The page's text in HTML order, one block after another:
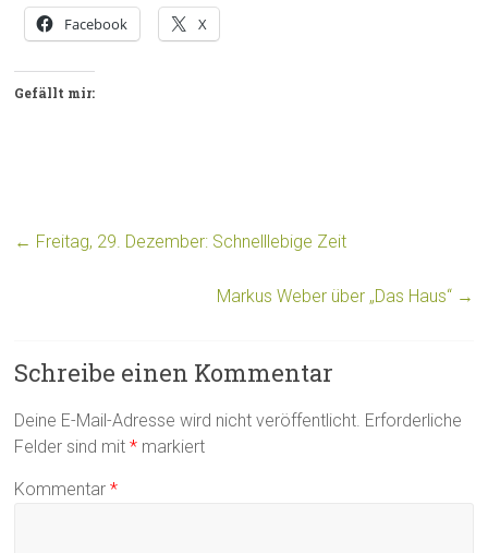
Facebook X
Gefällt mir:
← Freitag, 29. Dezember: Schnelllebige Zeit
Markus Weber über „Das Haus“ →
Schreibe einen Kommentar
Deine E-Mail-Adresse wird nicht veröffentlicht. Erforderliche
Felder sind mit* markiert
Kommentar*